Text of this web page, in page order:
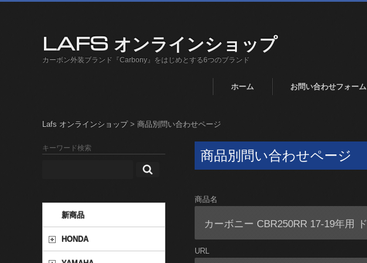
LAFS オンラインショップ
カーボン外装ブランド『Carbony』をはじめとする6つのブランド
ホーム お問い合わせフォーム
Lafs オンラインショップ> 商品別問い合わせページ
商品別問い合わせページ
商品名
URL
キーワード検索
新商品
HONDA